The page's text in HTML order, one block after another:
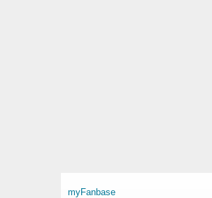
myFanbase